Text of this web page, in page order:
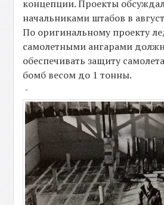
концепции. Проекты
начальниками штабов в
По оригинальному проекту
самолетными ангарами
обеспечивать защиту
бомб весом до 1 тонны.
-